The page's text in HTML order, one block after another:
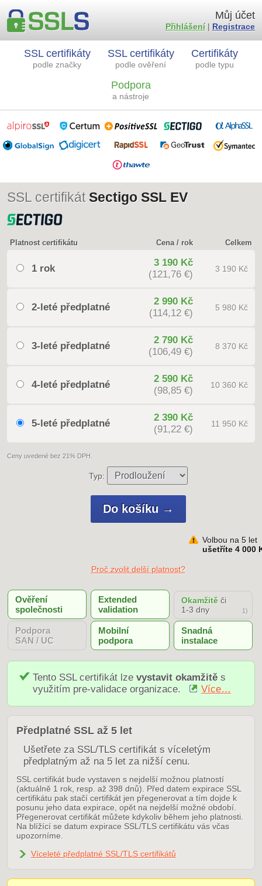
SSL certifikáty
podle značky
SSL certifikáty
podle ověření
Certifikáty
podle typu
Podpora
a nástroje
Můj účet
Přihlášení| Registrace
SSL certifikátSectigo SSL EV
Platnost certifikátu Cena / rok Celkem
1 rok
3 190 Kč
(121,76 €)
3 190 Kč
2-leté předplatné
2 990 Kč
(114,12 €)
5 980 Kč
3-leté předplatné
2 790 Kč
(106,49 €)
8 370 Kč
4-leté předplatné
2 590 Kč
(98,85 €)
10 360 Kč
5-leté předplatné
2 390 Kč
(91,22 €)
11 950 Kč
Ceny uvedené bez 21% DPH.
Typ:
Volbou na 5 let
ušetříte 4 000
Proč zvolit delší platnost?
Ověření
společnosti
Extended
validation
Okamžitě či
1-3 dny
1)
Podpora
SAN / UC
Mobilní
podpora
Snadná
instalace
Tento SSL certifikát lze vystavit okamžitěs
využitím pre-validace organizace.
Více…
Předplatné SSL až 5 let
Ušetřete za SSL/TLS certifikát s víceletým
předplatným až na 5 let za nižší cenu.
SSL certifikát bude vystaven s nejdelší možnou platností
(aktuálně 1 rok, resp. až 398 dnů). Před datem expirace SSL
certifikátu pak stačí certifikát jen přegenerovat a tím dojde k
posunu jeho data expirace, opět na nejdelší možné období.
Přegenerovat certifikát můžete kdykoliv během jeho platnosti.
Na blížící se datum expirace SSL/TLS certifikátu vás včas
upozorníme.
Víceleté předplatné SSL/TLS certifikátů